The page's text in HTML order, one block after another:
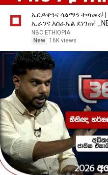
ኤርዶዋንና ሳልማን ተጣመሩ! | ፊቱን
ኢራንና እስራኤል ደነገጡ!
@NBCETHIOPIA
NBC ETHIOPIA
New
16K views